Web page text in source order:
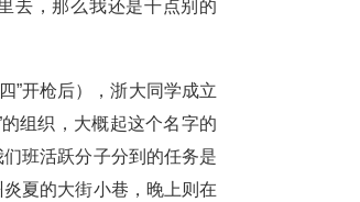
去，那么我还是干点别的
开枪后），浙大同学成立
组织，大概起这个名字的
班活跃分子分到的任务是
夏的大街小巷，晚上则在